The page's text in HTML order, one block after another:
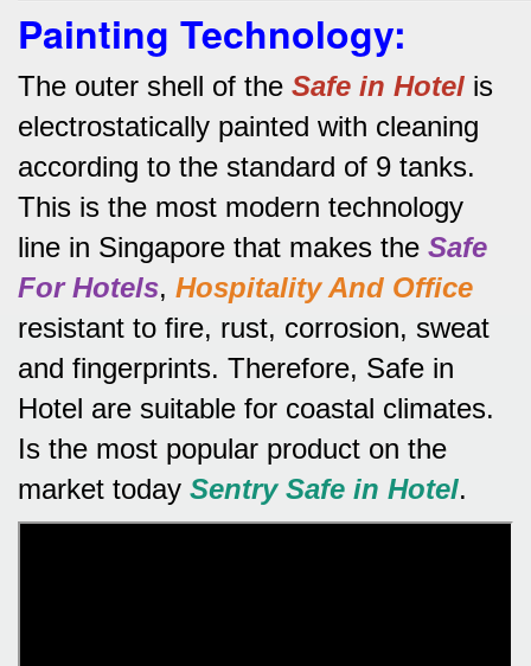
Painting Technology:
The outer shell of the Safe in Hotel is
electrostatically painted with cleaning
according to the standard of 9 tanks.
This is the most modern technology
line in Singapore that makes the Safe
For Hotels, Hospitality And Office
resistant to fire, rust, corrosion, sweat
and fingerprints. Therefore, Safe in
Hotel are suitable for coastal climates.
Is the most popular product on the
market today Sentry Safe in Hotel.